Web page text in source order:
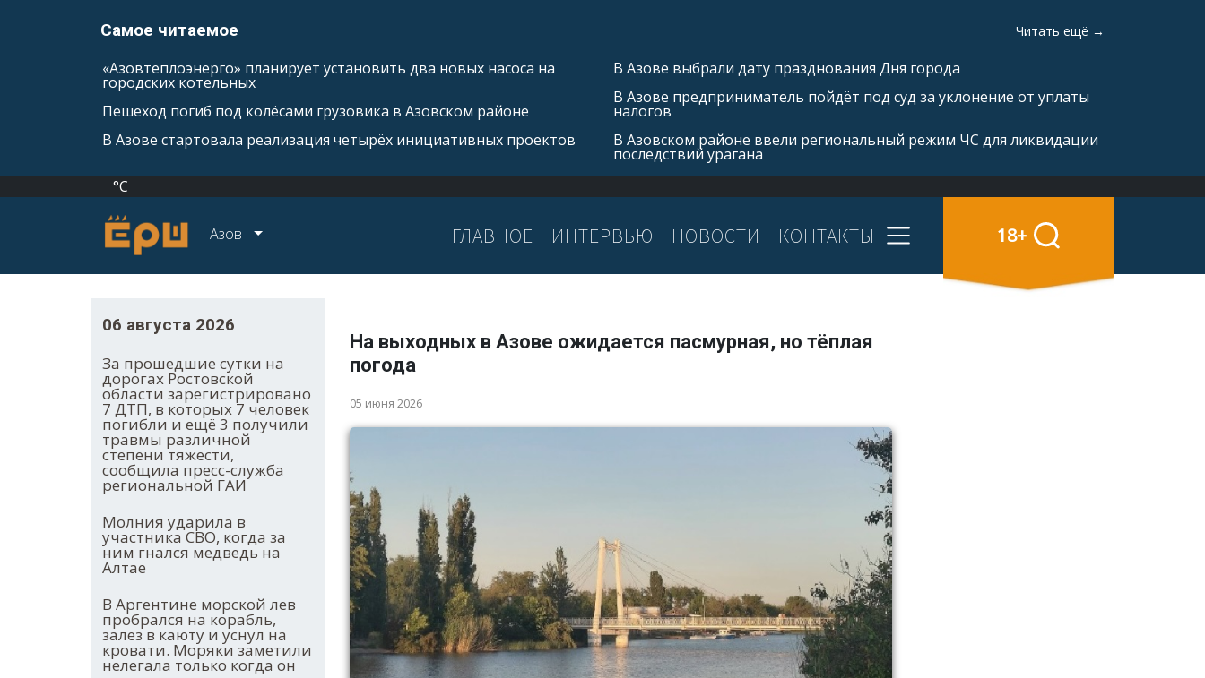
Самое читаемое Читать ещё →
«Азовтеплоэнерго» планирует установить два новых насоса на
городских котельных
Пешеход погиб под колёсами грузовика в Азовском районе
В Азове стартовала реализация четырёх инициативных проектов
В Азове выбрали дату празднования Дня города
В Азове предприниматель пойдёт под суд за уклонение от уплаты
налогов
В Азовском районе ввели региональный режим ЧС для ликвидации
последствий урагана
°C
Азов ГЛАВНОЕ ИНТЕРВЬЮ НОВОСТИ КОНТАКТЫ 18+
06 августа 2026
За прошедшие сутки на
дорогах Ростовской
области зарегистрировано
7 ДТП, в которых 7 человек
погибли и ещё 3 получили
травмы различной
степени тяжести,
сообщила пресс-служба
региональной ГАИ
Молния ударила в
участника СВО, когда за
ним гнался медведь на
Алтае
В Аргентине морской лев
пробрался на корабль,
залез в каюту и уснул на
кровати. Моряки заметили
нелегала только когда он
На выходных в Азове ожидается пасмурная, но тёплая
погода
05 июня 2026